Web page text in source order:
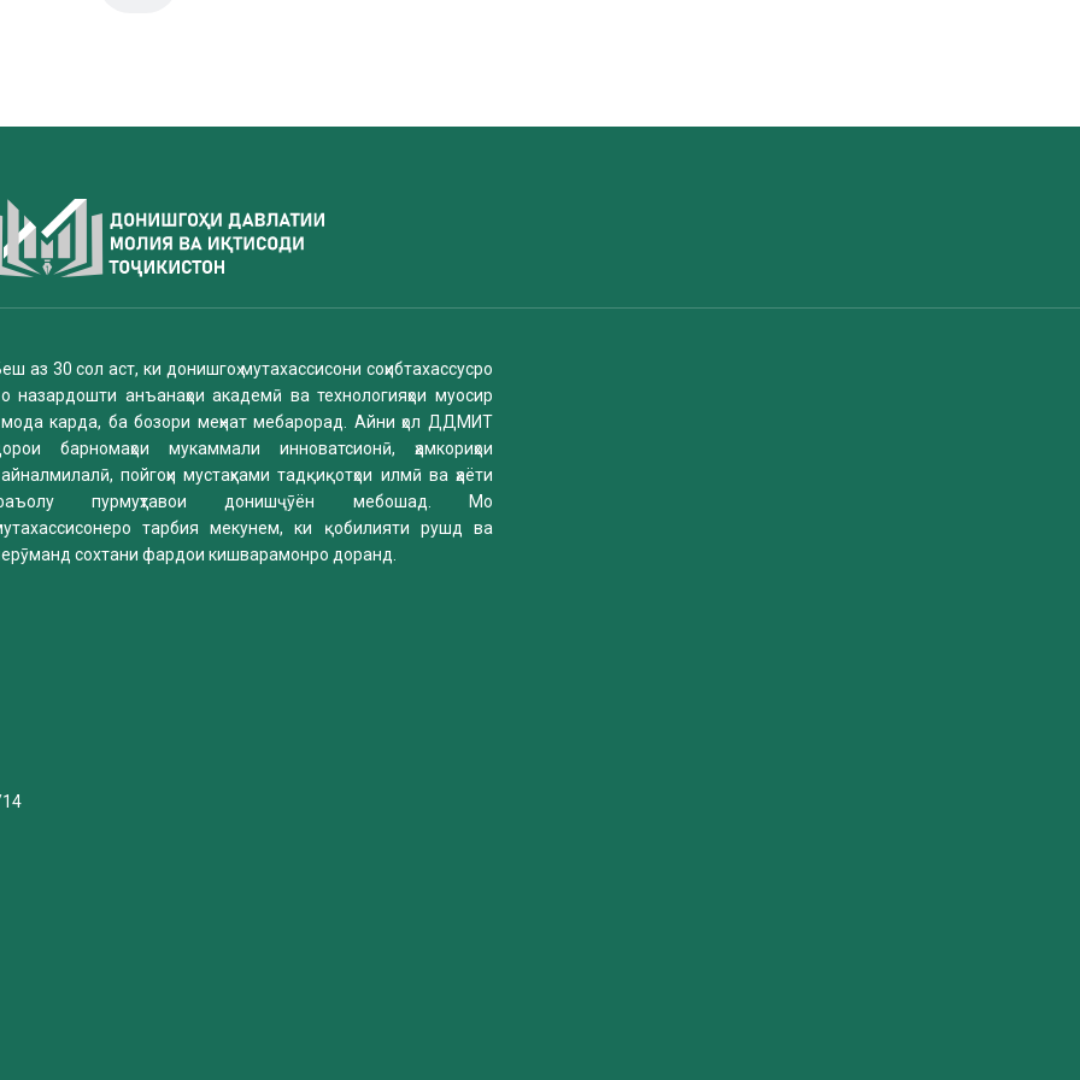
аз 30 сол аст, ки донишгоҳ мутахассисони соҳибтахассусро
назардошти анъанаҳои академӣ ва технологияҳои муосир
карда, ба бозори меҳнат мебарорад. Айни ҳол ДДМИТ
барномаҳои мукаммали инноватсионӣ, ҳамкориҳои
пойгоҳи мустаҳками тадқиқотҳои илмӣ ва ҳаёти
пурмуҳтавои донишҷӯён мебошад. Мо
тарбия мекунем, ки қобилияти рушд ва
сохтани фардои кишварамонро доранд.